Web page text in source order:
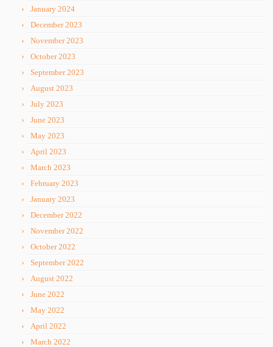
January 2024
December 2023
November 2023
October 2023
September 2023
August 2023
July 2023
June 2023
May 2023
April 2023
March 2023
February 2023
January 2023
December 2022
November 2022
October 2022
September 2022
August 2022
June 2022
May 2022
April 2022
March 2022